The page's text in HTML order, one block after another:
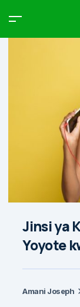
Jinsi ya
Yoyote
Amani Joseph
Products
Type